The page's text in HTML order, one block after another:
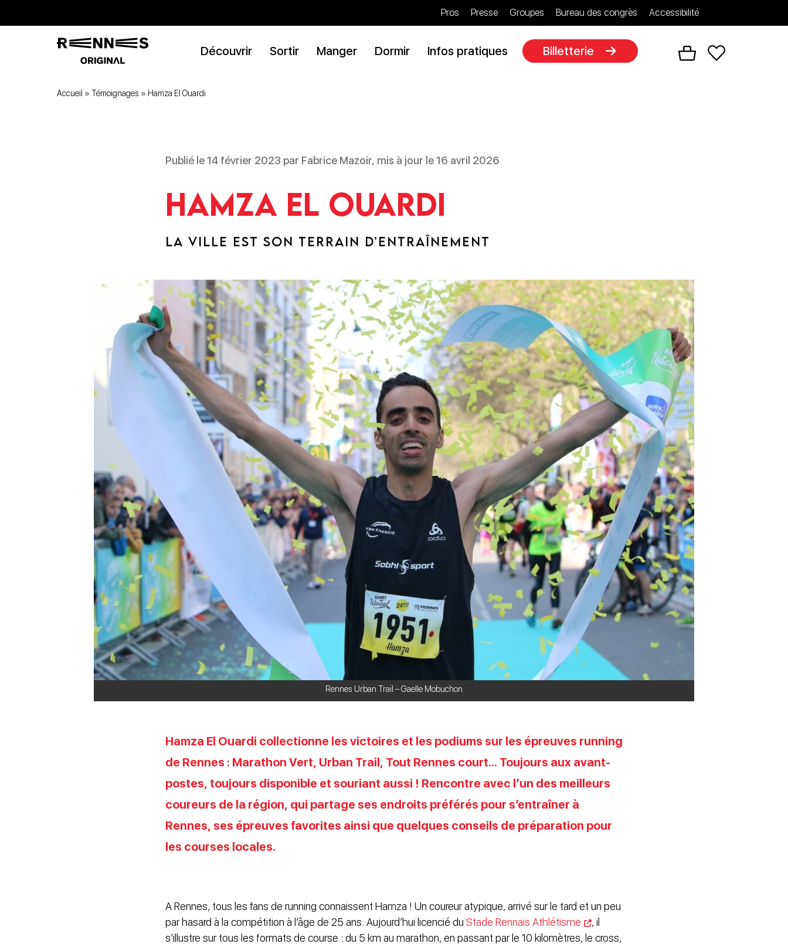
Pros Presse Groupes Bureau des congrès Accessibilité
Découvrir Sortir Manger Dormir Infos pratiques Billetterie
Accueil » Témoignages » Hamza El Ouardi
Publié le 14 février 2023 par Fabrice Mazoir, mis à jour le 16 avril 2026
Hamza El Ouardi
LA VILLE EST SON TERRAIN D’ENTRAÎNEMENT
Rennes Urban Trail – Gaelle Mobuchon
Hamza El Ouardi collectionne les victoires et les podiums sur les épreuves running
de Rennes : Marathon Vert, Urban Trail, Tout Rennes court… Toujours aux avant-
postes, toujours disponible et souriant aussi ! Rencontre avec l’un des meilleurs
coureurs de la région, qui partage ses endroits préférés pour s’entraîner à
Rennes, ses épreuves favorites ainsi que quelques conseils de préparation pour
les courses locales.
A Rennes, tous les fans de running connaissent Hamza ! Un coureur atypique, arrivé sur le tard et un peu
par hasard à la compétition à l’âge de 25 ans. Aujourd’hui licencié du Stade Rennais Athlétisme
, il
s’illustre sur tous les formats de course : du 5 km au marathon, en passant par le 10 kilomètres, le cross,